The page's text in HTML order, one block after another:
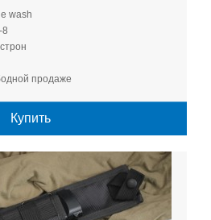
wash
8
продаже
Купить